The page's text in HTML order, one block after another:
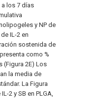
a los 7 días
y NP de
IL-2 en
sostenida de
como %
(Figura 2E) Los
la media de
La Figura
2 y SB en PLGA,